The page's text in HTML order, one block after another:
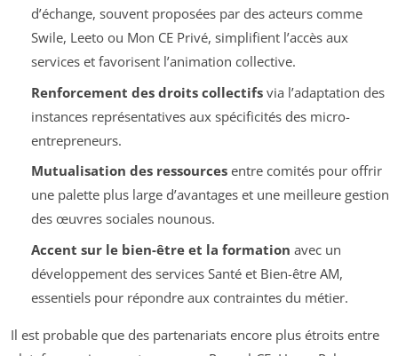
d’échange, souvent proposées par des acteurs comme
Swile, Leeto ou Mon CE Privé, simplifient l’accès aux
services et favorisent l’animation collective.
Renforcement des droits collectifsvia l’adaptation des
instances représentatives aux spécificités des micro-
entrepreneurs.
Mutualisation des ressourcesentre comités pour offrir
une palette plus large d’avantages et une meilleure gestion
des œuvres sociales nounous.
Accent sur le bien-être et la formation avec un
développement des services Santé et Bien-être AM,
essentiels pour répondre aux contraintes du métier.
Il est probable que des partenariats encore plus étroits entre